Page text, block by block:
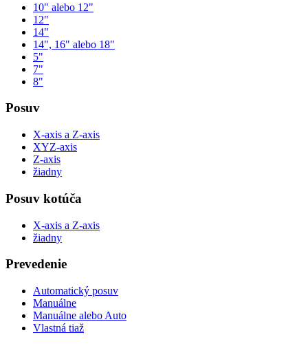
10" alebo 12"
12"
14"
14", 16" alebo 18"
5"
7"
8"
Posuv
X-axis a Z-axis
XYZ-axis
Z-axis
žiadny
Posuv kotúča
X-axis a Z-axis
žiadny
Prevedenie
Automatický posuv
Manuálne
Manuálne alebo Auto
Vlastná tiaž